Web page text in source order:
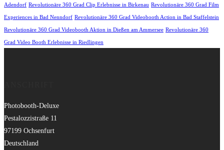
Adendorf Revolutionäre 360 Grad Clip Erlebnisse in Birkenau Revolutionäre 360 Grad Film
Experiences in Bad Nenndorf Revolutionäre 360 Grad Videobooth Action in Bad Staffelstein
Revolutionäre 360 Grad Videobooth Aktion in Dießen am Ammersee Revolutionäre 360
Grad Video Booth Erlebnisse in Riedlingen
Photobooth-Deluxe
Pestalozzistraße 11
97199 Ochsenfurt
Deutschland